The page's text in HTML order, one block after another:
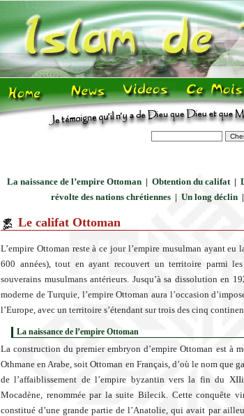
La naissance de l’empire Ottoman | Obtention du califat|
révolte des nations chrétiennes| Un long déclin|
Le califat Ottoman
L’empire Ottoman reste à ce jour l’empire musulman ayant
600 années), tout en ayant recouvert un territoire parmi
souverains musulmans antérieurs. Jusqu’à sa dissolution en
moderne de Turquie, l’empire Ottoman aura l’occasion
l’Europe, avec un territoire s’étendant sur trois des cinq
La naissance de l’empire Ottoman
La construction du premier embryon d’empire Ottoman est à
Othmane en Arabe, soit Ottoman en Français, d’où le nom que
de l’affaiblissement de l’empire byzantin vers la fin du
Mocadène, renommée par la suite Bilecik. Cette conquête
constitué d’une grande partie de l’Anatolie, qui avait par